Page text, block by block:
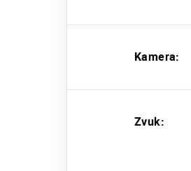
Kamera:
Zvuk: